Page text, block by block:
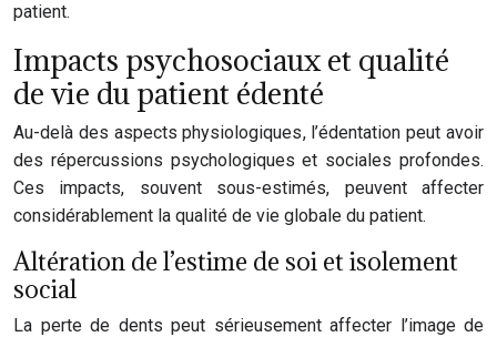
patient.
Impacts psychosociaux et qualité
de vie du patient édenté
Au-delà des aspects physiologiques, l’édentation peut avoir
des répercussions psychologiques et sociales profondes.
Ces impacts, souvent sous-estimés, peuvent affecter
considérablement la qualité de vie globale du patient.
Altération de l’estime de soi et isolement
social
La perte de dents peut sérieusement affecter l’image de